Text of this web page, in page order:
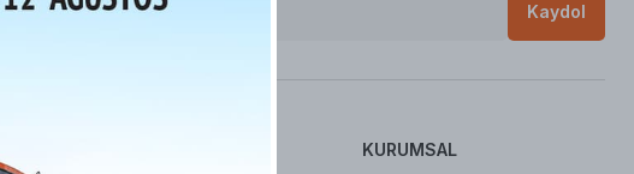
Kaydol
KURUMSAL